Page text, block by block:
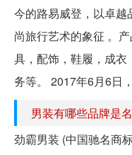
今的路易威登，以卓
尚旅行艺术的象征 。
具，配饰，鞋履，成衣
务等。 2017年6月6日
男装有哪些品牌是
劲霸男装 (中国驰名商